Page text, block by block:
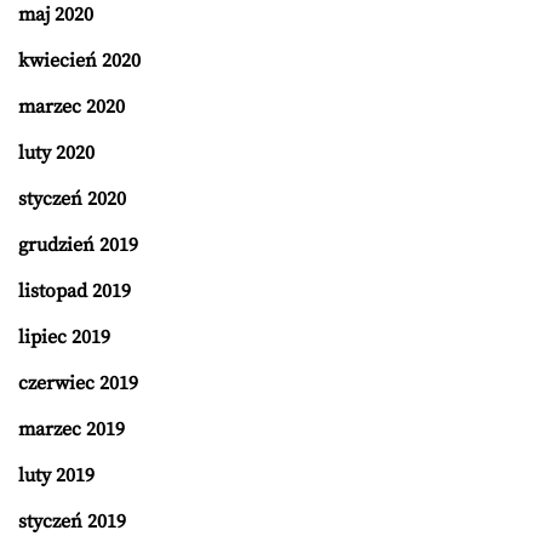
maj 2020
kwiecień 2020
marzec 2020
luty 2020
styczeń 2020
grudzień 2019
listopad 2019
lipiec 2019
czerwiec 2019
marzec 2019
luty 2019
styczeń 2019